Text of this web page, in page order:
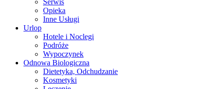
Serwis
Opieka
Inne Usługi
Urlop
Hotele i Noclegi
Podróże
Wypoczynek
Odnowa Biologiczna
Dietetyka, Odchudzanie
Kosmetyki